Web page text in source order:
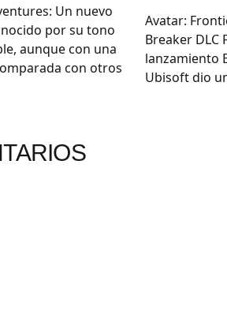
Un nuevo
por su tono
aunque con una
con otros
Avatar:
Breaker DLC
lanzamiento
Ubisoft dio